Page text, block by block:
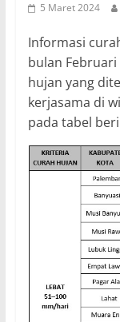
5 Maret 2024
Informasi
bulan
hujan yang
kerjasama di
pada tabel